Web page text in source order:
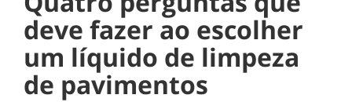
deve fazer ao escolher
um líquido de limpeza
de pavimentos